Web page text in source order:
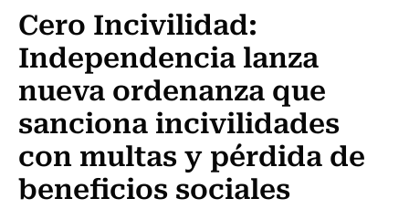
Cero Incivilidad:
Independencia lanza
nueva ordenanza que
sanciona incivilidades
con multas y pérdida de
beneficios sociales